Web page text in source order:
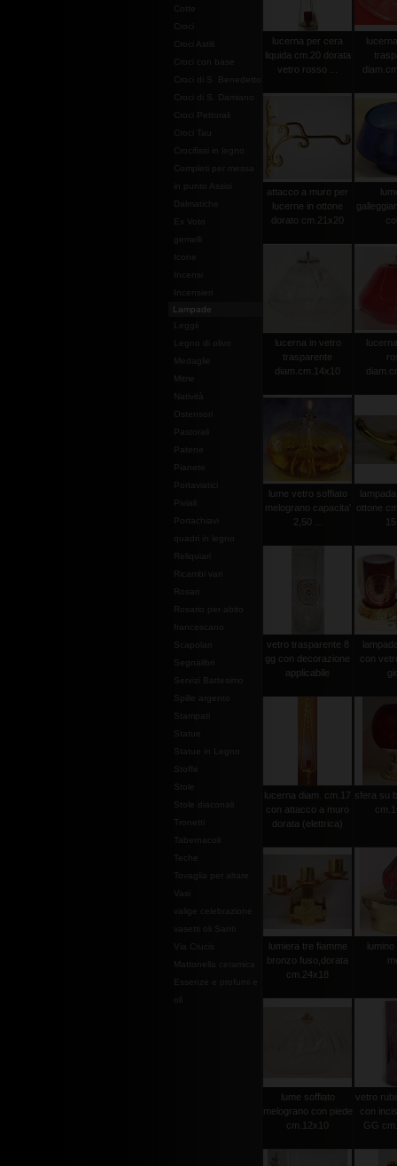
Cotte
Croci
Croci Astili
Croci con base
Croci di S. Benedetto
Croci di S. Damiano
Croci Pettorali
Croci Tau
Crocifissi in legno
Completi per messa
in punto Assisi
Dalmatiche
Ex Voto
gemelli
Lampade
Leggii
Legno di olivo
Medaglie
Mitrie
Natività
Ostensori
Pastorali
Patene
Pianete
Portaviatici
Piviali
Portachiavi
quadri in legno
Reliquiari
Ricambi vari
Rosari
Rosario per abito
francescano
Scapolari
Segnalibri
Servizi Battesimo
Spille argento
Stampati
Statue
Statue in Legno
Stoffe
Stole
Stole diaconali
Tabernacoli
valige celebrazione
Mattonella ceramica
Essenze e profumi e
lucerna per cera
liquida cm.20 dorata
vetro rosso ...
attacco a muro per
lucerne in ottone
dorato cm.21x20
lucerna in vetro
trasparente
diam.cm.14x10
lume vetro soffiato
melograno capacita'
2,50 ...
ottone
vetro trasparente 8
gg con decorazione
applicabile
con
lucerna diam. cm.17
con attacco a muro
dorata (elettrica)
sfera su
lumiera tre fiamme
bronzo fuso,dorata
cm.24x18
lume soffiato
melograno con piede
cm.12x10
vetro
con
GG